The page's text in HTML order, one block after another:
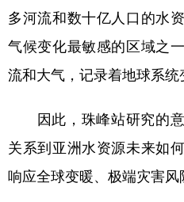
多河流和数十亿人口的水
气候变化最敏感的区域之
流和大气，记录着地球系统
因此，珠峰站研究的意
关系到亚洲水资源未来如
响应全球变暖、极端灾害